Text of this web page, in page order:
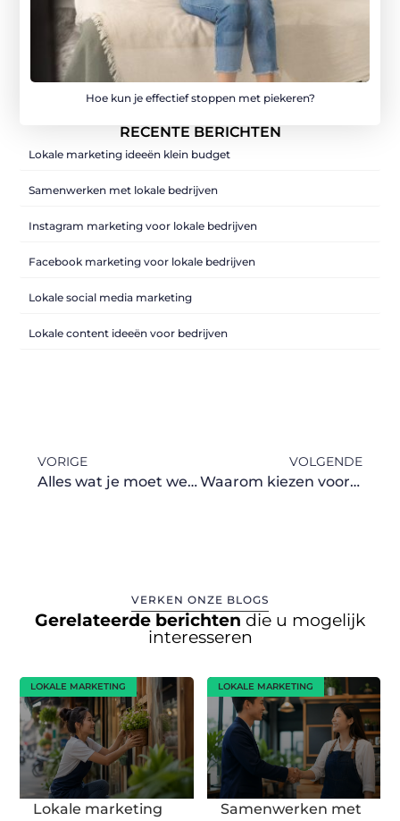
Hoe kun je effectief stoppen met piekeren?
RECENTE BERICHTEN
Lokale marketing ideeën klein budget
Samenwerken met lokale bedrijven
Instagram marketing voor lokale bedrijven
Facebook marketing voor lokale bedrijven
Lokale social media marketing
Lokale content ideeën voor bedrijven
VORIGE
Alles wat je moet weten over een studentenvereniging
VOLGENDE
Waarom kiezen voor deze droomcruises?
VERKEN ONZE BLOGS
Gerelateerde berichten die u mogelijk
interesseren
LOKALE MARKETING
Lokale marketing
LOKALE MARKETING
Samenwerken met